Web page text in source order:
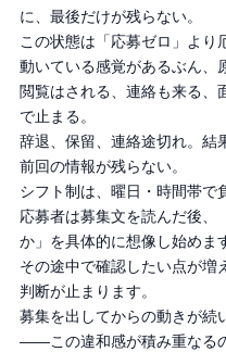
に、最後だけが残らない。
この状態は「応募ゼロ」より
動いている感覚があるぶん、
閲覧はされる、連絡も来る、
で止まる。
辞退、保留、連絡途切れ。結
前回の情報が残らない。
シフト制は、曜日・時間帯で
応募者は募集文を読んだ後、
か」を具体的に想像し始めま
その途中で確認したい点が増
判断が止まります。
募集を出してからの動きが続
――この違和感が積み重なる